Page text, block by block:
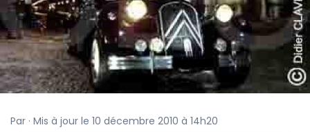
Par · Mis à jour le 10 décembre 2010 à 14h20